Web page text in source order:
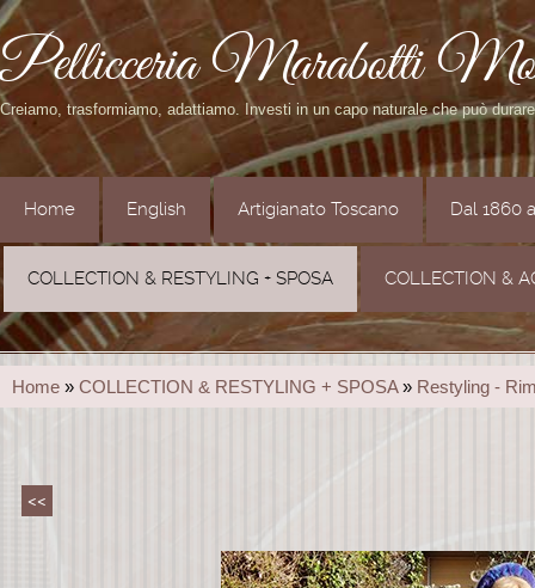
Pellicceria Marabotti
Creiamo, trasformiamo, adattiamo. Investi in un capo naturale che può
Home English Artigianato Toscano Dal 1860
COLLECTION & RESTYLING + SPOSA COLLECTION &
Home » COLLECTION & RESTYLING + SPOSA» Restyling -
<<